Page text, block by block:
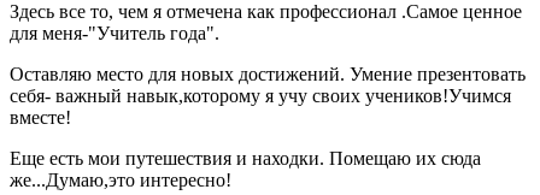
Здесь все то, чем я отмечена как профессионал .Самое ценное
для меня-"Учитель года".
Оставляю место для новых достижений. Умение презентовать
себя- важный навык,которому я учу своих учеников!Учимся
вместе!
Еще есть мои путешествия и находки. Помещаю их сюда
же...Думаю,это интересно!